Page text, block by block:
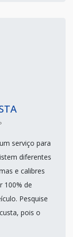
serviço para
diferentes
e calibres
100% de
Pesquise
pois o